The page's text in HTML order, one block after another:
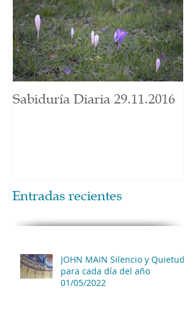
Sabiduría Diaria 29.11.2016
Entradas recientes
JOHN MAIN Silencio y Quietud
para cada día del año
01/05/2022